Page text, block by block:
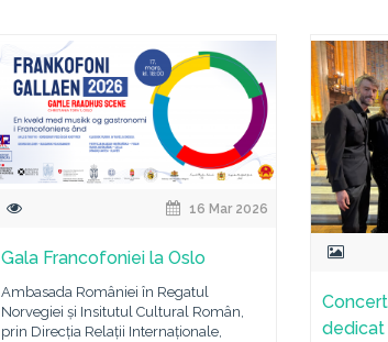
16 Mar 2026
Gala Francofoniei la Oslo
Ambasada României în Regatul
Norvegiei și Insitutul Cultural Român,
prin Direcția Relații Internaționale,
dedicat